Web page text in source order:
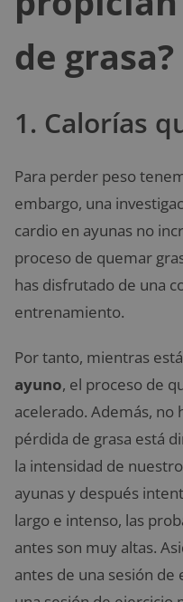
de grasa?
1. Calorías
Para perder peso
embargo, una
cardio en ayunas no
proceso de quemar
has disfrutado de una
entrenamiento.
Por tanto, mientras
ayuno, el proceso de
acelerado. Además, no
pérdida de grasa está
la intensidad de
ayunas y después
largo e intenso, las
antes son muy altas.
antes de una sesión